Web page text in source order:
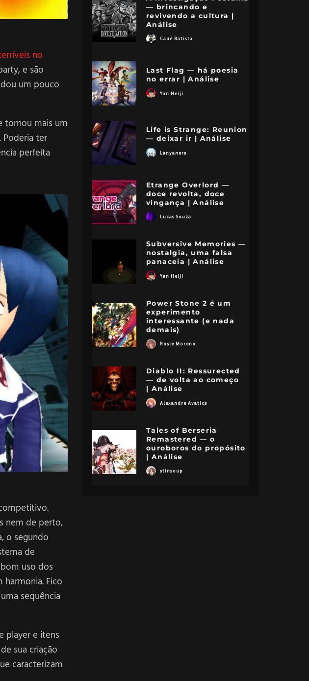
no
e são
um pouco
tornou mais um
ter
perfeita
nem de perto,
o segundo
de
uso dos
Fico
sequência
player e itens
sua criação
caracterizam
— brincando e
revivendo a cultura |
Análise
Cauê Batista
Last Flag — há poesia
no errar | Análise
Yan Heiji
Life is Strange: Reunion
— deixar ir | Análise
Lanyaners
Etrange Overlord —
doce revolta, doce
vingança | Análise
Lucas Souza
Subversive Memories —
nostalgia, uma falsa
panaceia | Análise
Yan Heiji
Power Stone 2 é um
experimento
interessante (e nada
demais)
Rosie Moreno
Diablo II: Ressurected
— de volta ao começo
| Análise
Alexandre Avatics
Tales of Berseria
Remastered — o
ouroboros do propósito
| Análise
stinsoup